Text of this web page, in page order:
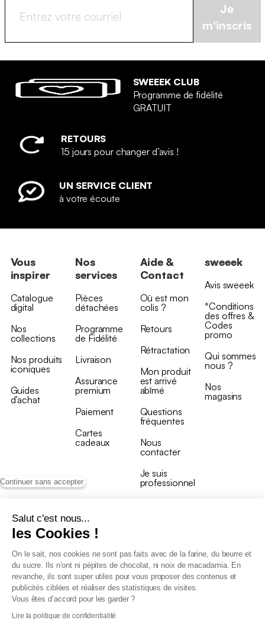
Continuer sans accepter
Salut c'est nous...
les Cookies !
On le sait, nos cookies ne sont pas faits avec de la farine, du beurre et
du sucre. Ils n’ont ni pépites de chocolat, ni noix de macadamia. En
revanche, ils sont super utiles pour vous proposer des contenus et
publicités ciblées et réaliser des statistiques de visites.
Vous êtes d’accord pour les garder ?
Lire la politique de confidentialité
Je
m'inscris
SWEEEK CLUB
Programme de fidélité
GRATUIT
RETOURS
15 jours pour changer d’avis !
UN SERVICE CLIENT
à votre écoute
Vous
inspirer
Catalogue
digital
Nos
collections
Nos produits
iconiques
Guides
d’achat
Nos
services
Pièces
détachées
Programme
de Fidélité
Livraison
Assurance
premium
Paiement
Cartes
cadeaux
Aide &
Contact
Où est mon
colis ?
Retours
Rétractation
Mon produit
est arrivé
abîmé
Questions
fréquentes
Nous
contacter
Je suis
professionnel
sweeek
Avis sweeek
*Conditions
des offres &
Codes
promo
Qui sommes
nous ?
Nos
magasins
Conditions générales de vente
Conditions générales du programme de fidélité
Charte de données personnelles
Conditions générales de vente Pro
Déclaration d’accessibilité